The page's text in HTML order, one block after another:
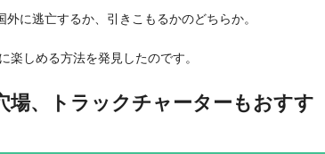
に逃亡するか、引きこもるかのどちらか。
楽しめる方法を発見したのです。
場、トラックチャーターもおすす